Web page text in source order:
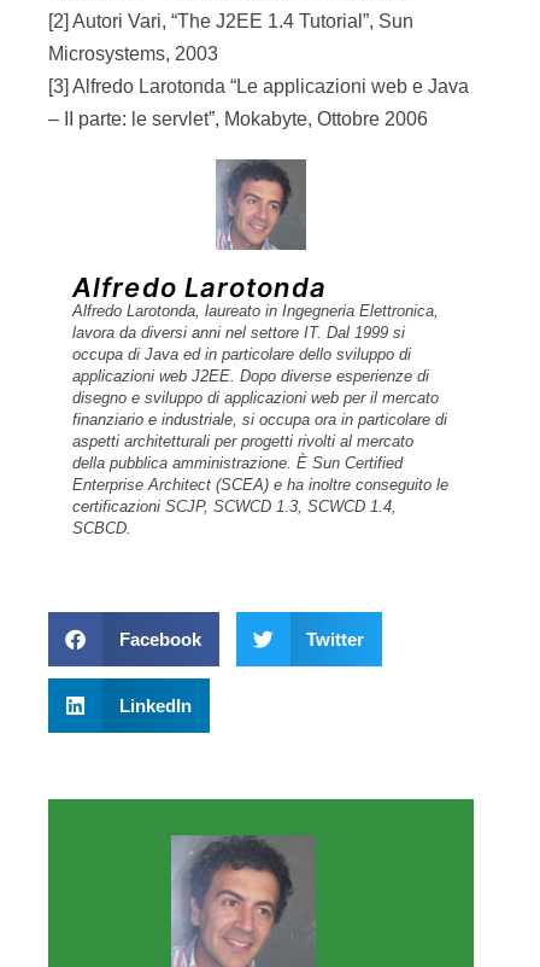
[2] Autori Vari, “The J2EE 1.4 Tutorial”, Sun
Microsystems, 2003
[3] Alfredo Larotonda “Le applicazioni web e Java
– II parte: le servlet”, Mokabyte, Ottobre 2006
Alfredo Larotonda
Alfredo Larotonda, laureato in Ingegneria Elettronica,
lavora da diversi anni nel settore IT. Dal 1999 si
occupa di Java ed in particolare dello sviluppo di
applicazioni web J2EE. Dopo diverse esperienze di
disegno e sviluppo di applicazioni web per il mercato
finanziario e industriale, si occupa ora in particolare di
aspetti architetturali per progetti rivolti al mercato
della pubblica amministrazione. È Sun Certified
Enterprise Architect (SCEA) e ha inoltre conseguito le
certificazioni SCJP, SCWCD 1.3, SCWCD 1.4,
SCBCD.
Facebook Twitter
LinkedIn